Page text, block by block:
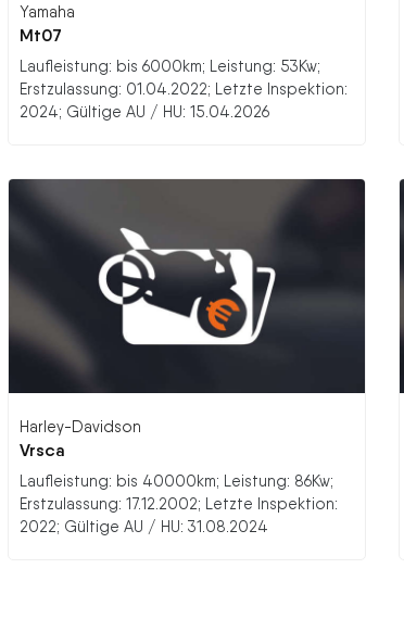
Yamaha
Mt07
Laufleistung: bis 6000km; Leistung: 53Kw;
Erstzulassung: 01.04.2022; Letzte Inspektion:
2024; Gültige AU / HU: 15.04.2026
Harley-Davidson
Vrsca
Laufleistung: bis 40000km; Leistung: 86Kw;
Erstzulassung: 17.12.2002; Letzte Inspektion:
2022; Gültige AU / HU: 31.08.2024